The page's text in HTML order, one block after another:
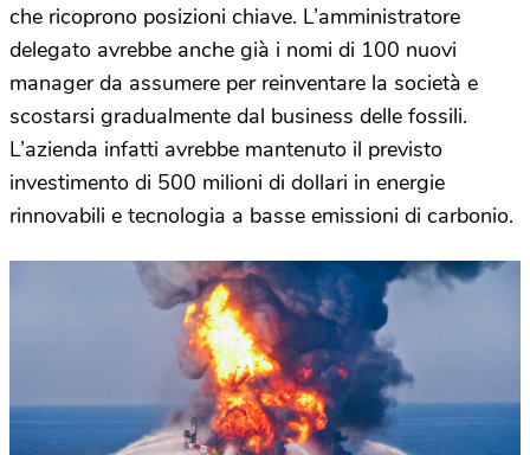
che ricoprono posizioni chiave. L’amministratore
delegato avrebbe anche già i nomi di 100 nuovi
manager da assumere per reinventare la società e
scostarsi gradualmente dal business delle fossili.
L’azienda infatti avrebbe mantenuto il previsto
investimento di 500 milioni di dollari in energie
rinnovabili e tecnologia a basse emissioni di carbonio.